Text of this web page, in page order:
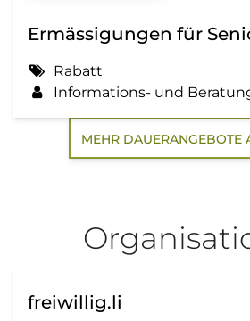
Ermässigungen für
Rabatt
Informations- und
MEHR DAUERANGEBOTE
freiwillig.li